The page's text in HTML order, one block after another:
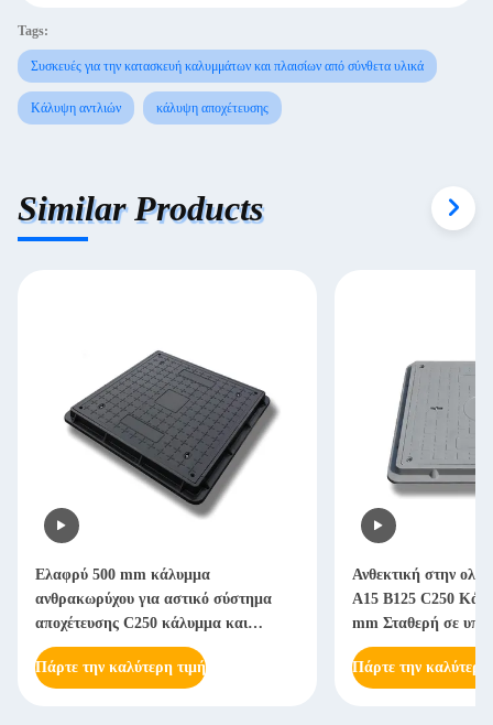
Tags:
Συσκευές για την κατασκευή καλυμμάτων και πλαισίων από σύνθετα υλικά
Κάλυψη αντλιών κάλυψη αποχέτευσης
Similar Products
Ελαφρύ 500 mm κάλυμμα
ανθρακωρύχου για αστικό σύστημα
αποχέτευσης C250 κάλυμμα και
πλαίσιο
Πάρτε την καλύτερη τιμή
Ανθεκτική στην
A15 B125 C250
mm Σταθερή σε
καιρού
Πάρτε την καλύτερη